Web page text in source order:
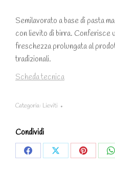
Semilavorato a base di pasta
con lievito di birra. Conferisce
freschezza prolungata al
tradizionali.
Scheda tecnica
Categoria: Lieviti
Condividi
Share
Share
Share